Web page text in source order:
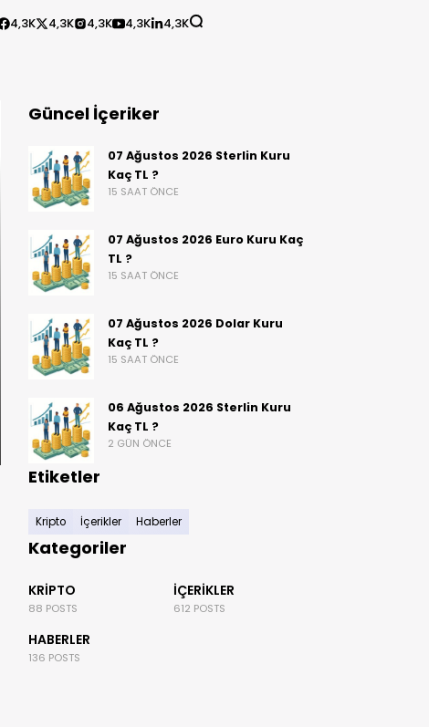
4,3K 4,3K 4,3K 4,3K 4,3K
Güncel İçeriker
07 Ağustos 2026 Sterlin Kuru
Kaç TL ?
15 SAAT ÖNCE
07 Ağustos 2026 Euro Kuru Kaç
TL ?
15 SAAT ÖNCE
07 Ağustos 2026 Dolar Kuru
Kaç TL ?
15 SAAT ÖNCE
06 Ağustos 2026 Sterlin Kuru
Kaç TL ?
2 GÜN ÖNCE
Etiketler
Kripto İçerikler Haberler
Kategoriler
KRIPTO
88 POSTS
İÇERIKLER
612 POSTS
HABERLER
136 POSTS